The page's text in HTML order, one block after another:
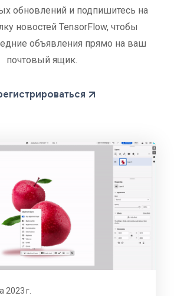
обновлений и подпишитесь на
новостей TensorFlow, чтобы
объявления прямо на ваш
почтовый ящик.
2023 г.